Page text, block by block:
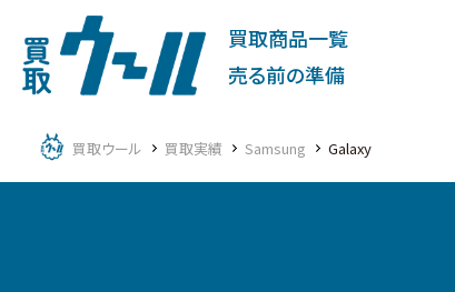
買取商品一覧
売る前の準備
買取ウール 買取実績 Samsung Galaxy